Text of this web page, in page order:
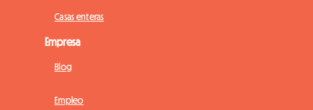
Casas enteras
Empresa
Blog
Empleo